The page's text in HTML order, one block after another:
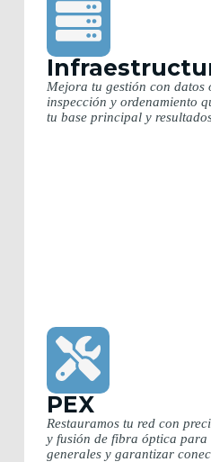
Mejora tu gestión con datos
inspección y ordenamiento
tu base principal y
PEX
Restauramos tu red con
y fusión de fibra óptica para
generales y garantizar